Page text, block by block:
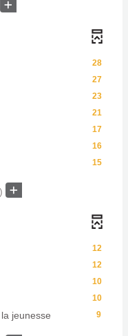
28
27
23
21
17
16
15
12
12
10
10
9
jeunesse